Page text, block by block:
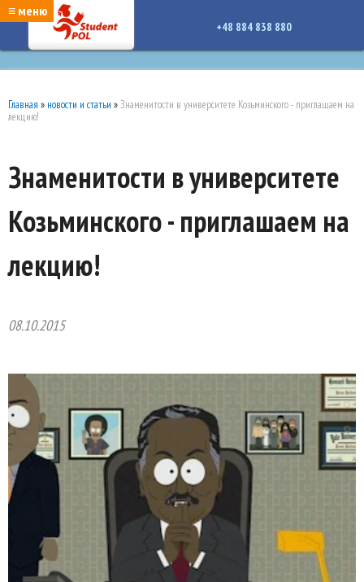
google-site-verification: google7a917c261df1566b.htmlgoogle-site-verification:
google7a917c261df1566b.html
≡ меню
+48 884 838 880
Главная » новости и статьи »Знаменитости в университете Козьминского - приглашаем на
лекцию!
Знаменитости в университете
Козьминского - приглашаем на
лекцию!
08.10.2015